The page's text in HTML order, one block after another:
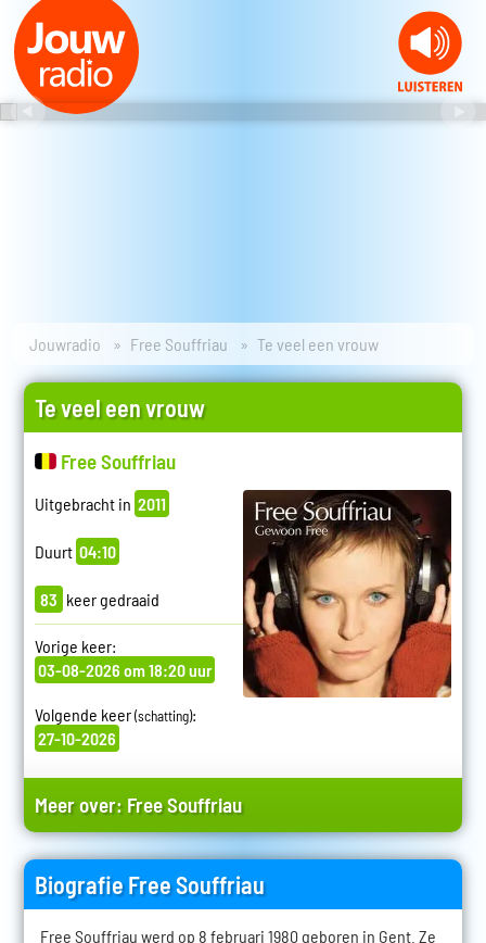
Jouwradio Free Souffriau Te veel een vrouw
Te veel een vrouw
Free Souffriau
Uitgebracht in 2011
Duurt 04:10
83 keer gedraaid
Vorige keer:
03-08-2026 om 18:20 uur
Volgende keer(schatting):
27-10-2026
Meer over: Free Souffriau
Biografie Free Souffriau
Free Souffriau werd op 8 februari 1980 geboren in Gent. Ze